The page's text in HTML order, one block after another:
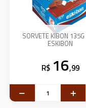
SORVETE KIBON 135G
ESKIBON
R$ 16,99